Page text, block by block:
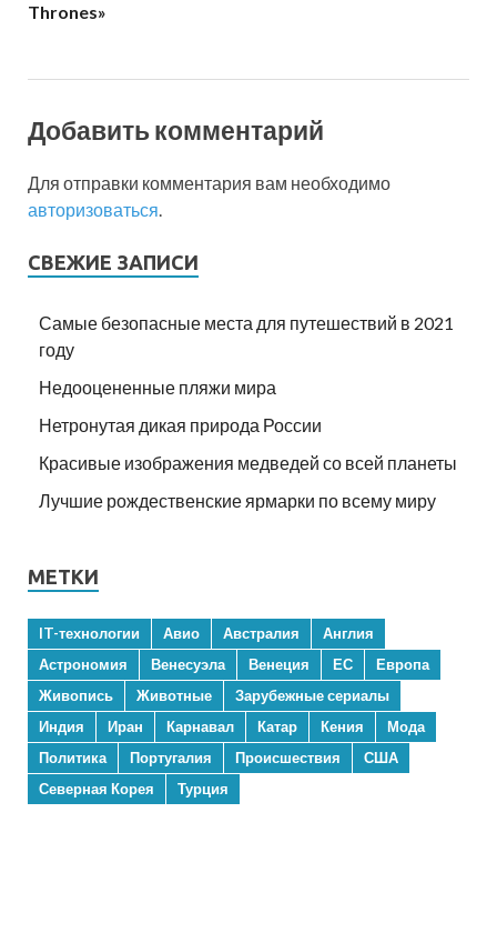
Thrones»
Добавить комментарий
Для отправки комментария вам необходимо
авторизоваться
СВЕЖИЕ ЗАПИСИ
Самые безопасные места для путешествий в 2021
году
Недооцененные пляжи мира
Нетронутая дикая природа России
Красивые изображения медведей со всей планеты
Лучшие рождественские ярмарки по всему миру
МЕТКИ
IT-технологии Авио Австралия
Англия
Астрономия
Венесуэла Венеция ЕС
Европа
Живопись
Животные
Зарубежные сериалы
Индия
Иран Карнавал Катар Кения
Мода
Политика
Португалия Происшествия
США
Северная Корея
Турция